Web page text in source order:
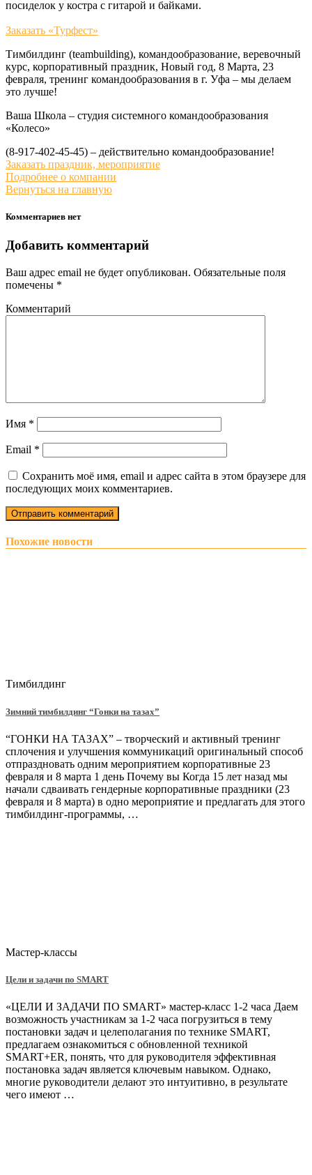
посиделок у костра с гитарой и байками.
Заказать «Турфест»
Тимбилдинг (teambuilding), командообразование, веревочный
курс, корпоративный праздник, Новый год, 8 Марта, 23
февраля, тренинг командообразования в г. Уфа – мы делаем
это лучше!
Ваша Школа – студия системного командообразования
«Колесо»
(8-917-402-45-45) – действительно командообразование!
Заказать праздник, мероприятие
Подробнее о компании
Вернуться на главную
Комментариев нет
Добавить комментарий
Ваш адрес email не будет опубликован. Обязательные поля
помечены *
Комментарий
Имя *
Email *
Сохранить моё имя, email и адрес сайта в этом браузере для
последующих моих комментариев.
Похожие новости
Тимбилдинг
Зимний тимбилдинг “Гонки на тазах”
“ГОНКИ НА ТАЗАХ” – творческий и активный тренинг
сплочения и улучшения коммуникаций оригинальный способ
отпраздновать одним мероприятием корпоративные 23
февраля и 8 марта 1 день Почему вы Когда 15 лет назад мы
начали сдваивать гендерные корпоративные праздники (23
февраля и 8 марта) в одно мероприятие и предлагать для этого
тимбилдинг-программы, …
Мастер-классы
Цели и задачи по SMART
«ЦЕЛИ И ЗАДАЧИ ПО SMART» мастер-класс 1-2 часа Даем
возможность участникам за 1-2 часа погрузиться в тему
постановки задач и целеполагания по технике SMART,
предлагаем ознакомиться с обновленной техникой
SMART+ER, понять, что для руководителя эффективная
постановка задач является ключевым навыком. Однако,
многие руководители делают это интуитивно, в результате
чего имеют …